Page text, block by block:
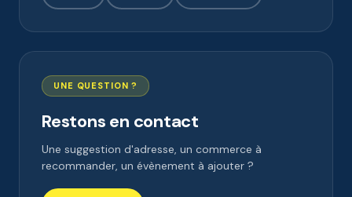
UNE QUESTION ?
Restons en contact
Une suggestion d'adresse, un commerce à
recommander, un évènement à ajouter ?